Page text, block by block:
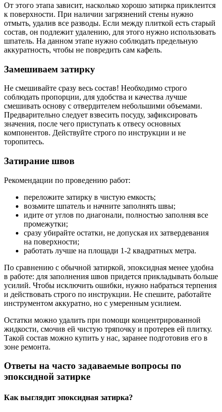
От этого этапа зависит, насколько хорошо затирка приклеится
к поверхности. При наличии загрязнений стены нужно
отмыть, удалив все разводы. Если между плиткой есть старый
состав, он подлежит удалению, для этого нужно использовать
шпатель. На данном этапе нужно соблюдать предельную
аккуратность, чтобы не повредить сам кафель.
Замешиваем затирку
Не смешивайте сразу весь состав! Необходимо строго
соблюдать пропорции, для удобства и качества лучше
смешивать основу с отвердителем небольшими объемами.
Предварительно следует взвесить посуду, зафиксировать
значения, после чего приступать к отвесу основных
компонентов. Действуйте строго по инструкции и не
торопитесь.
Затирание швов
Рекомендации по проведению работ:
переложите затирку в чистую емкость;
возьмите шпатель и начните заполнять швы;
идите от углов по диагонали, полностью заполняя все
промежутки;
сразу убирайте остатки, не допуская их затвердевания
на поверхности;
работать лучше на площади 1-2 квадратных метра.
По сравнению с обычной затиркой, эпоксидная менее удобна
в работе: для заполнения швов придется прикладывать больше
усилий. Чтобы исключить ошибки, нужно набраться терпения
и действовать строго по инструкции. Не спешите, работайте
инструментом аккуратно, но с умеренным усилием.
Остатки можно удалить при помощи концентрированной
жидкости, смочив ей чистую тряпочку и протерев ей плитку.
Такой состав можно купить у нас, заранее подготовив его в
зоне ремонта.
Ответы на часто задаваемые вопросы по
эпоксидной затирке
Как выглядит эпоксидная затирка?